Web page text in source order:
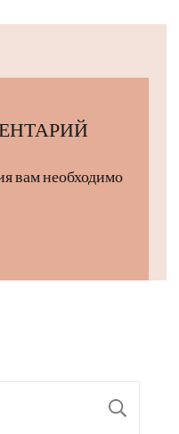
вам необходимо